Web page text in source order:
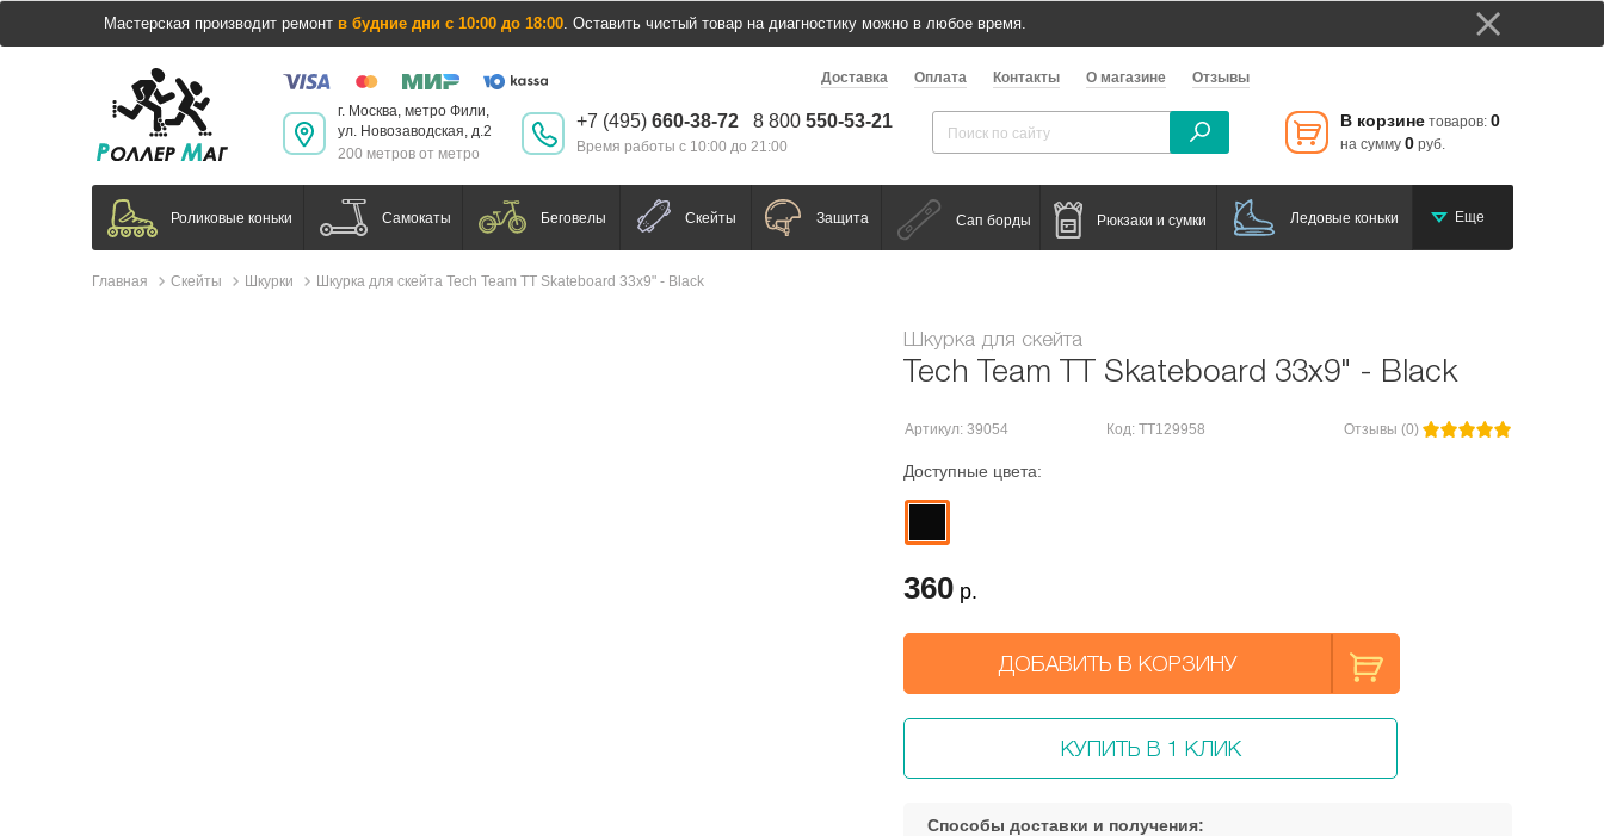
Мастерская производит ремонт в будние дни с 10:00 до 18:00. Оставить чистый товар на диагностику можно в любое время.
Доставка Оплата Контакты О магазине Отзывы
В корзине товаров: 0
на сумму 0 руб.
г. Москва, метро Фили,
ул. Новозаводская, д.2
200 метров от метро
+7 (495) 660-38-72 8 800 550-53-21
Время работы с 10:00 до 21:00
Роликовые коньки Самокаты Беговелы Скейты Защита Сап борды Рюкзаки и сумки Ледовые коньки Еще
Главная Скейты Шкурки Шкурка для скейта Tech Team TT Skateboard 33x9" - Black
Шкурка для скейта
Tech Team TT Skateboard 33x9" - Black
Артикул: 39054 Код: TT129958 Отзывы (0)
Доступные цвета:
360 р.
ДОБАВИТЬ В КОРЗИНУ
КУПИТЬ В 1 КЛИК
Способы доставки и получения: